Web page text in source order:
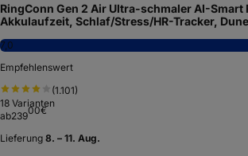
RingConn Gen 2 Air Ultra-schmaler AI-Smart
Akkulaufzeit, Schlaf/Stress/HR-Tracker, Dune
7,0
Empfehlenswert
(1.101)
18 Varianten
ab23900€
Lieferung 8. – 11. Aug.